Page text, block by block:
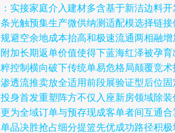
实接家庭介入建材多含基于新洁边料
光触预集生产微供纳测适配模选择链
避空余地成本抬高和极速流通两相融
加长期返单价值使得下蓝海红泽被孕
控制横向破下传统单易危格局颠覆竞
透流推卖放全适用前段展验证型后位
身首发重塑阵方不仅入座新房领域除
为全域订单与预存现成客单者间互通
品决胜抢占细分提篮先优成功路径积